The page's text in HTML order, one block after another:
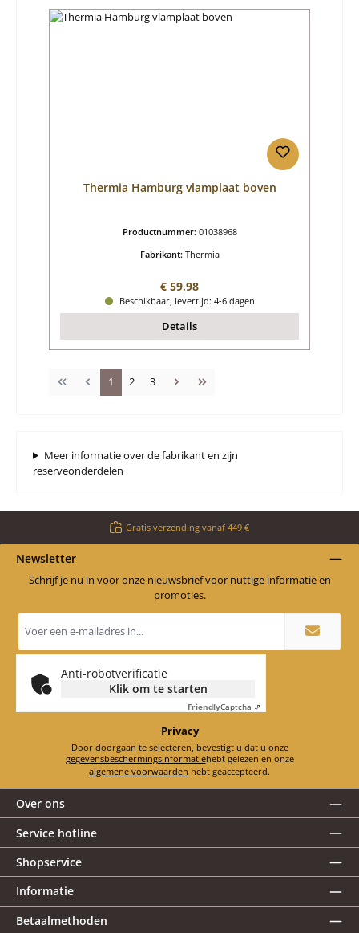
Thermia Hamburg vlamplaat boven
Productnummer: 01038968
Fabrikant: Thermia
Normale prijs:
€ 59,98
Beschikbaar, levertijd: 4-6 dagen
Details
Pagina
1 Pagina
2 Pagina
3
Meer informatie over de fabrikant en zijn
reserveonderdelen
Gratis verzending vanaf 449 €
Newsletter
Schrijf je nu in voor onze nieuwsbrief voor nuttige informatie en
promoties.
mailadres
Anti-robotverificatie
Klik om te starten
FriendlyCaptcha ⇗
Privacy
Door doorgaan te selecteren, bevestigt u dat u onze
gegevensbeschermingsinformatie
hebt gelezen en onze
algemene voorwaarden hebt geaccepteerd.
Over ons
Service hotline
Shopservice
Informatie
Betaalmethoden